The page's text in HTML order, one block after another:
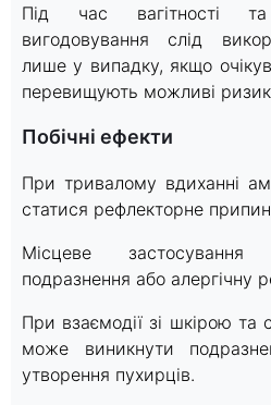
Під час вагітності
вигодовування слід
лише у випадку, якщо
перевищують можливі
Побічні ефекти
При тривалому вдиханні
статися рефлекторне
Місцеве
подразнення або алергічну
При взаємодії зі шкірою
може виникнути
утворення пухирців.